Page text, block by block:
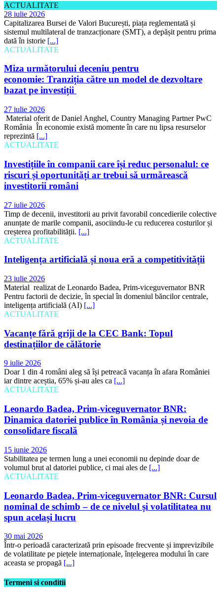
ACTUALITATE
28 iulie 2026
Capitalizarea Bursei de Valori București, piața reglementată și
sistemul multilateral de tranzacționare (SMT), a depășit pentru prima
dată în istorie [...]
ACTUALITATE
Miza următorului deceniu pentru
economie: Tranziția către un model de dezvoltare
bazat pe investiții
27 iulie 2026
Material oferit de Daniel Anghel, Country Managing Partner PwC
România În economie există momente în care nu lipsa resurselor
reprezintă [...]
ACTUALITATE
Investițiile în companii care își reduc personalul: ce
riscuri și oportunități ar trebui să urmărească
investitorii români
27 iulie 2026
Timp de decenii, investitorii au privit favorabil concedierile colective
anunțate de marile companii, asociindu-le cu reducerea costurilor și
creșterea profitabilității. [...]
ACTUALITATE
Inteligența artificială și noua eră a competitivității
23 iulie 2026
Material realizat de Leonardo Badea, Prim-viceguvernator BNR
Pentru factorii de decizie, în special în domeniul băncilor centrale,
inteligența artificială (AI) [...]
ACTUALITATE
Vacanțe fără griji de la CEC Bank: Topul
destinațiilor de călătorie
9 iulie 2026
Doar 1 din 4 români aleg să își petreacă vacanța în afara României
iar dintre aceștia, 65% și-au ales ca [...]
ACTUALITATE
Leonardo Badea, Prim-viceguvernator BNR:
Dinamica datoriei publice în România și nevoia de
consolidare fiscală
15 iunie 2026
Stabilitatea pe termen lung a unei economii nu depinde doar de
volumul brut al datoriei publice, ci mai ales de [...]
ACTUALITATE
Leonardo Badea, Prim-viceguvernator BNR: Cursul
nominal de schimb – de ce nivelul și volatilitatea nu
spun același lucru
30 mai 2026
Într-o perioadă caracterizată prin episoade frecvente și imprevizibile
de volatilitate pe piețele internaționale, înțelegerea modului în care
aceasta se propagă [...]
Termeni si conditii